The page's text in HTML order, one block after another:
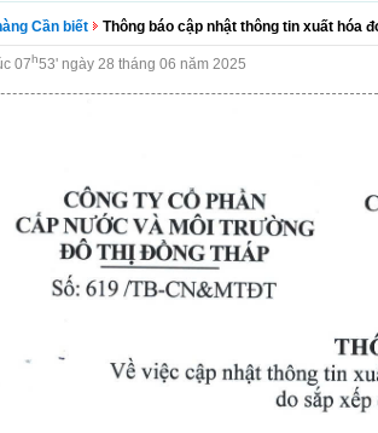
Cần biết Thông báo cập nhật thông tin xuất hóa
07h53' ngày 28 tháng 06 năm 2025